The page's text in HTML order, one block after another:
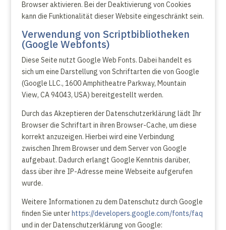
Browser aktivieren. Bei der Deaktivierung von Cookies
kann die Funktionalität dieser Website eingeschränkt sein.
Verwendung von Scriptbibliotheken
(Google Webfonts)
Diese Seite nutzt Google Web Fonts. Dabei handelt es
sich um eine Darstellung von Schriftarten die von Google
(Google LLC., 1600 Amphitheatre Parkway, Mountain
View, CA 94043, USA) bereitgestellt werden.
Durch das Akzeptieren der Datenschutzerklärung lädt Ihr
Browser die Schriftart in ihren Browser-Cache, um diese
korrekt anzuzeigen. Hierbei wird eine Verbindung
zwischen Ihrem Browser und dem Server von Google
aufgebaut. Dadurch erlangt Google Kenntnis darüber,
dass über ihre IP-Adresse meine Webseite aufgerufen
wurde.
Weitere Informationen zu dem Datenschutz durch Google
finden Sie unterhttps://developers.google.com/fonts/faq
und in der Datenschutzerklärung von Google: